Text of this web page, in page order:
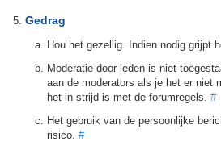
Gedrag
Hou het gezellig. Indien nodig grijpt
Moderatie door leden is niet
aan de moderators als je het er niet
het in strijd is met de forumregels. #
Het gebruik van de persoonlijke
risico. #